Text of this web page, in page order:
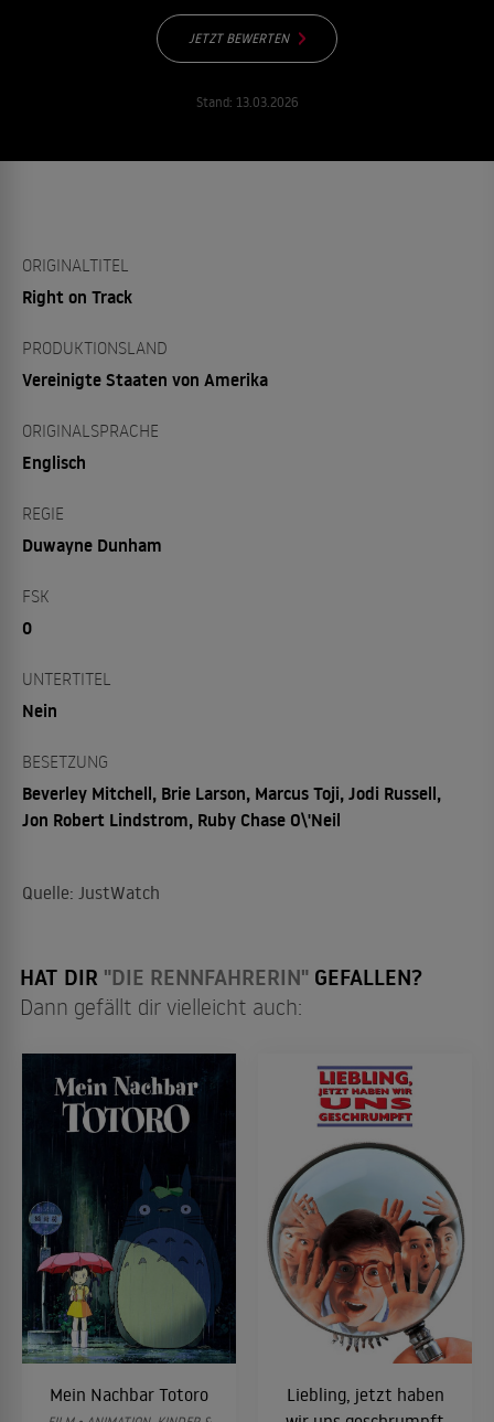
JETZT BEWERTEN
Stand: 13.03.2026
ORIGINALTITEL
Right on Track
PRODUKTIONSLAND
Vereinigte Staaten von Amerika
ORIGINALSPRACHE
Englisch
REGIE
Duwayne Dunham
FSK
0
UNTERTITEL
Nein
BESETZUNG
Beverley Mitchell, Brie Larson, Marcus Toji, Jodi Russell,
Jon Robert Lindstrom, Ruby Chase O\'Neil
Quelle: JustWatch
HAT DIR "DIE RENNFAHRERIN" GEFALLEN?
Dann gefällt dir vielleicht auch:
Mein Nachbar Totoro
Liebling, jetzt haben